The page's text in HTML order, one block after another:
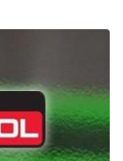
а финалисты